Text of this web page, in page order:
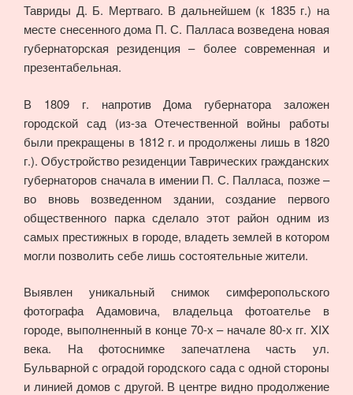
Тавриды Д. Б. Мертваго. В дальнейшем (к 1835 г.) на
месте снесенного дома П. С. Палласа возведена новая
губернаторская резиденция – более современная и
презентабельная.
В 1809 г. напротив Дома губернатора заложен
городской сад (из-за Отечественной войны работы
были прекращены в 1812 г. и продолжены лишь в 1820
г.). Обустройство резиденции Таврических гражданских
губернаторов сначала в имении П. С. Палласа, позже –
во вновь возведенном здании, создание первого
общественного парка сделало этот район одним из
самых престижных в городе, владеть землей в котором
могли позволить себе лишь состоятельные жители.
Выявлен уникальный снимок симферопольского
фотографа Адамовича, владельца фотоателье в
городе, выполненный в конце 70-х – начале 80-х гг. XIX
века. На фотоснимке запечатлена часть ул.
Бульварной с оградой городского сада с одной стороны
и линией домов с другой. В центре видно продолжение